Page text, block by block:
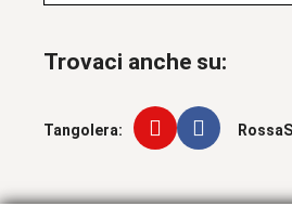
Trovaci anche su:
Tangolera: